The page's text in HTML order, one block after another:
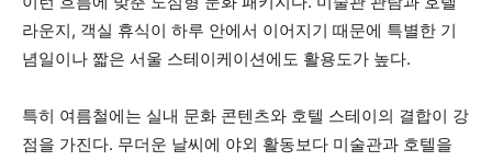
라운지, 객실 휴식이 하루 안에서 이어지기 때문에 특별한 기
념일이나 짧은 서울 스테이케이션에도 활용도가 높다.
특히 여름철에는 실내 문화 콘텐츠와 호텔 스테이의 결합이 강
점을 가진다. 무더운 날씨에 야외 활동보다 미술관과 호텔을